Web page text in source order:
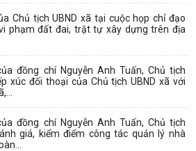
Chủ tịch UBND xã tại cuộc họp chỉ đạo
phạm đất đai, trật tự xây dựng trên địa
đồng chí Nguyễn Anh Tuấn, Chủ tịch
xúc đối thoại của Chủ tịch UBND xã với
đồng chí Nguyễn Anh Tuấn, Chủ tịch
giá, kiểm điểm công tác quản lý nhà